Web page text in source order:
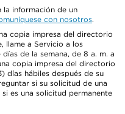
información de un
con nosotros.
copia impresa del directorio
llame a Servicio a los
de la semana, de 8 a. m. a
copia impresa del directorio
días hábiles después de su
si su solicitud de una
es una solicitud permanente